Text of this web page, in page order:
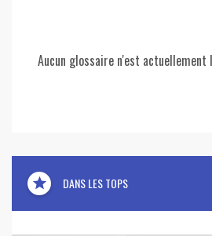
Aucun glossaire n'est
star DANS LES TOPS